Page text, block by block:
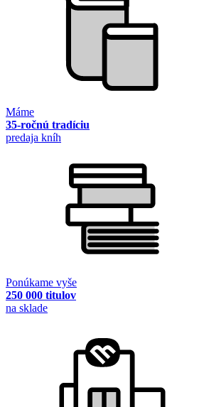
Máme
35-ročnú tradíciu
predaja kníh
Ponúkame vyše
250 000 titulov
na sklade